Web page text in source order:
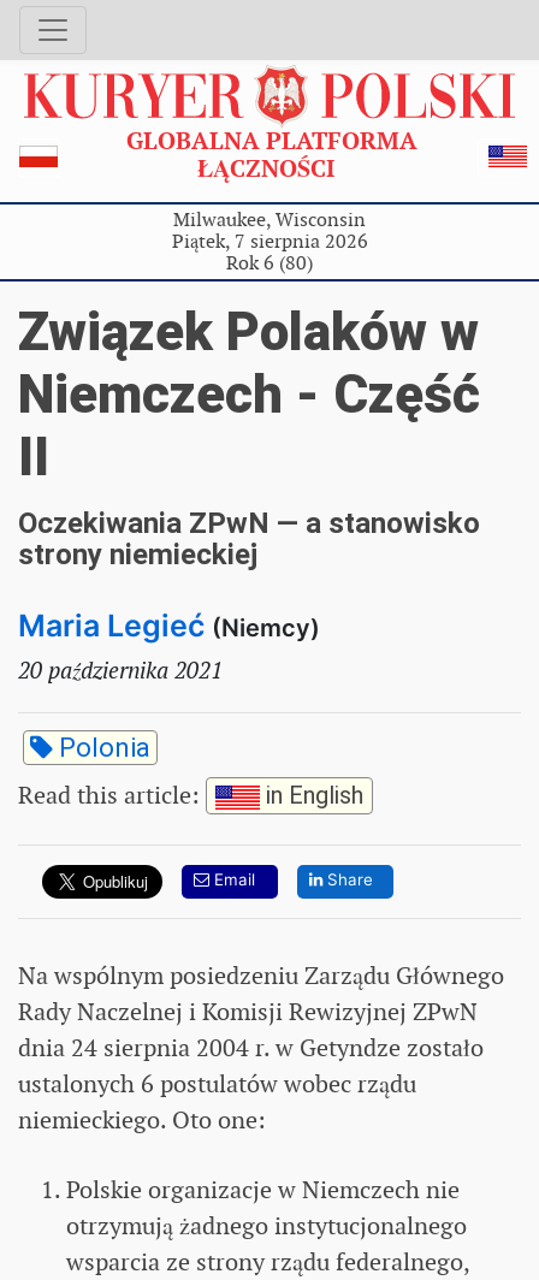
GLOBALNA PLATFORMA
ŁĄCZNOŚCI
Milwaukee, Wisconsin
Piątek, 7 sierpnia 2026
Rok 6 (80)
Związek Polaków w
Niemczech - Część
II
Oczekiwania ZPwN — a stanowisko
strony niemieckiej
Maria Legieć (Niemcy)
20 października 2021
Polonia
Read this article: in English
Email Share
Na wspólnym posiedzeniu Zarządu Głównego
Rady Naczelnej i Komisji Rewizyjnej ZPwN
dnia 24 sierpnia 2004 r. w Getyndze zostało
ustalonych 6 postulatów wobec rządu
niemieckiego. Oto one:
Polskie organizacje w Niemczech nie
otrzymują żadnego instytucjonalnego
wsparcia ze strony rządu federalnego,